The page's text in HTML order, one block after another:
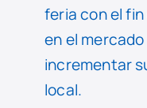
feria con el
en el
incrementar
local.